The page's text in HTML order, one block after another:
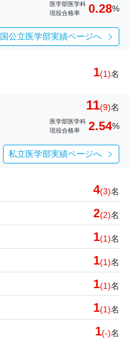
医学部医学科
現役合格率
0.28%
国公立医学部実績ページへ
1(1)名
11(9)名
医学部医学科
現役合格率
2.54%
私立医学部実績ページへ
4(3)名
2(2)名
1(1)名
1(1)名
1(1)名
1(1)名
1(-)名